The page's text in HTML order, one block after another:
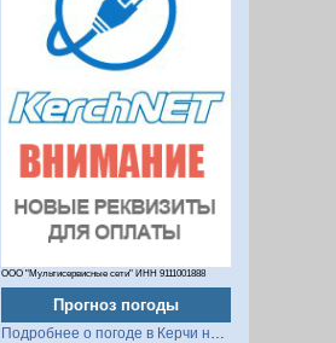
ООО "Мультисервисные сети" ИНН 9111001888
Прогноз погоды
Подробнее о погоде в Керчи на 2 недели